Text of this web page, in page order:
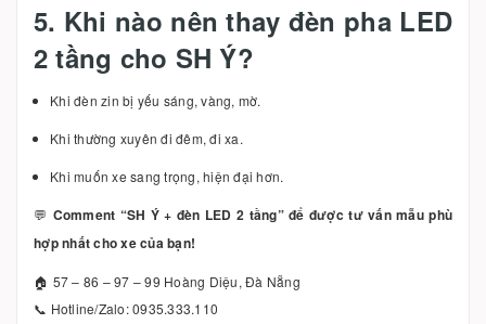
5. Khi nào nên thay đèn pha LED
2 tầng cho SH Ý?
Khi đèn zin bị yếu sáng, vàng, mờ.
Khi thường xuyên đi đêm, đi xa.
Khi muốn xe sang trọng, hiện đại hơn.
💬 Comment “SH Ý + đèn LED 2 tầng” để được tư vấn mẫu phù
hợp nhất cho xe của bạn!
🏠 57 – 86 – 97 – 99 Hoàng Diệu, Đà Nẵng
📞 Hotline/Zalo: 0935.333.110